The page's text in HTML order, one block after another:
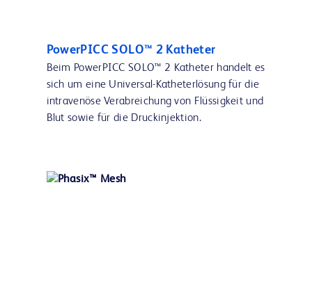
PowerPICC SOLO™ 2 Katheter
Beim PowerPICC SOLO™ 2 Katheter handelt es
sich um eine Universal-Katheterlösung für die
intravenöse Verabreichung von Flüssigkeit und
Blut sowie für die Druckinjektion.